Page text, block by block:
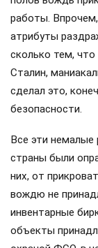
Единственной
госрезиденции:
Самое большое
страны: в Сочи,
называемая
практически жил
Кунцеве: до
На их
огромные
купеческая